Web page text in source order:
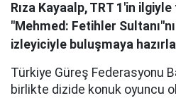
Rıza Kayaalp, TRT 1'in
"Mehmed: Fetihler
izleyiciyle buluşmaya
Türkiye Güreş Federasyonu
birlikte dizide konuk oyuncu